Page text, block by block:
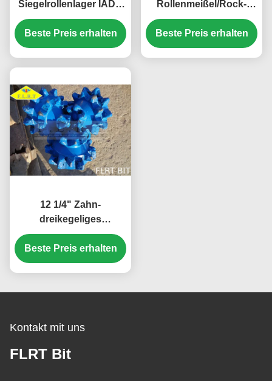
Siegelrollenlager IADC
435 dreikegeliges für
Baugeräte
Beste Preis erhalten
Rollenmeißel/Rock-
Karbid-Bohrer für harte
Bildung
Beste Preis erhalten
12 1/4" Zahn-
dreikegeliges
Stückchen der
Mühlefsg124 mit
Siegelstandard des
Beste Preis erhalten
Kontakt mit uns
FLRT Bit